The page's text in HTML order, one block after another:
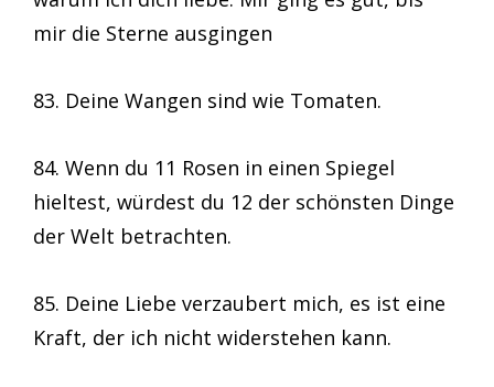
mir die Sterne ausgingen
83. Deine Wangen sind wie Tomaten.
84. Wenn du 11 Rosen in einen Spiegel
hieltest, würdest du 12 der schönsten Dinge
der Welt betrachten.
85. Deine Liebe verzaubert mich, es ist eine
Kraft, der ich nicht widerstehen kann.